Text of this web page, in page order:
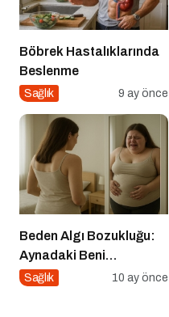
Böbrek Hastalıklarında
Beslenme
Sağlık 9 ay önce
Beden Algı Bozukluğu:
Aynadaki Beni
Sevememek
Sağlık 10 ay önce